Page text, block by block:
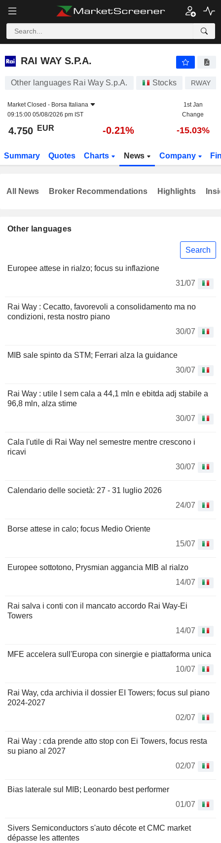
RAI WAY S.P.A.
RAI WAY S.P.A.
Other languages Rai Way S.p.A. Stocks RWAY
Market Closed - Borsa Italiana
09:15:00 05/08/2026 pm IST
1st Jan
Change
4.750 EUR -0.21% -15.03%
Summary Quotes Charts News Company
Other languages
Search
Europee attese in rialzo; focus su inflazione
31/07
Rai Way : Cecatto, favorevoli a consolidamento ma no
condizioni, resta nostro piano
30/07
MIB sale spinto da STM; Ferrari alza la guidance
30/07
Rai Way : utile I sem cala a 44,1 mln e ebitda adj stabile a
96,8 mln, alza stime
30/07
Cala l'utile di Rai Way nel semestre mentre crescono i
ricavi
30/07
Calendario delle società: 27 - 31 luglio 2026
24/07
Borse attese in calo; focus Medio Oriente
15/07
Europee sottotono, Prysmian aggancia MIB al rialzo
14/07
Rai salva i conti con il mancato accordo Rai Way-Ei
Towers
14/07
MFE accelera sull'Europa con sinergie e piattaforma unica
10/07
Rai Way, cda archivia il dossier EI Towers; focus sul piano
2024-2027
02/07
Rai Way : cda prende atto stop con Ei Towers, focus resta
su piano al 2027
02/07
Bias laterale sul MIB; Leonardo best performer
01/07
Sivers Semiconductors s'auto décote et CMC market
dépasse les attentes
All News Broker Recommendations Highlights